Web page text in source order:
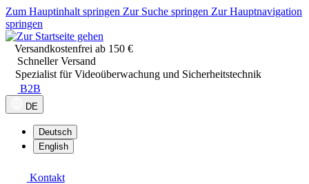
Zum Hauptinhalt springen Zur Suche springen Zur Hauptnavigation
springen
Versandkostenfrei ab 150 €
Schneller Versand
Spezialist für Videoüberwachung und Sicherheitstechnik
B2B
DE
Deutsch
English
Kontakt